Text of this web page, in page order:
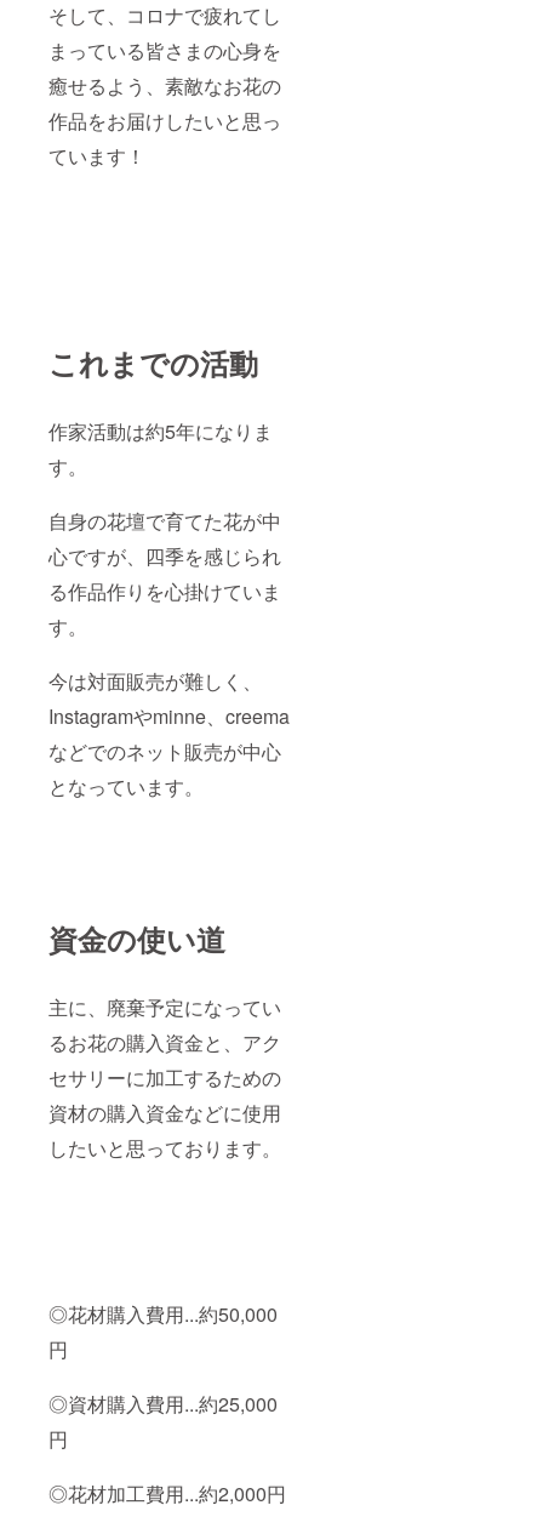
そして、コロナで疲れてし
まっている皆さまの心身を
癒せるよう、素敵なお花の
作品をお届けしたいと思っ
ています！
これまでの活動
作家活動は約5年になりま
す。
自身の花壇で育てた花が中
心ですが、四季を感じられ
る作品作りを心掛けていま
す。
今は対面販売が難しく、
Instagramやminne、creema
などでのネット販売が中心
となっています。
資金の使い道
主に、廃棄予定になってい
るお花の購入資金と、アク
セサリーに加工するための
資材の購入資金などに使用
したいと思っております。
◎花材購入費用...約50,000
円
◎資材購入費用...約25,000
円
◎花材加工費用...約2,000円